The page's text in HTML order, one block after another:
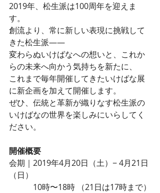
2019年、松生派は100周年を迎えま
す。
創流より、常に新しい表現に挑戦して
きた松生派――
変わらぬいけばなへの想いと、これか
らの未来へ向かう気持ちを新たに、
これまで毎年開催してきたいけばな展
に新企画を加えて開催します。
ぜひ、伝統と革新が織りなす松生派の
いけばなの世界を楽しみにいらしてく
ださい。
開催概要
会期｜2019年4月20日（土）− 4月21日
（日）
10時〜18時 （21日は17時まで）